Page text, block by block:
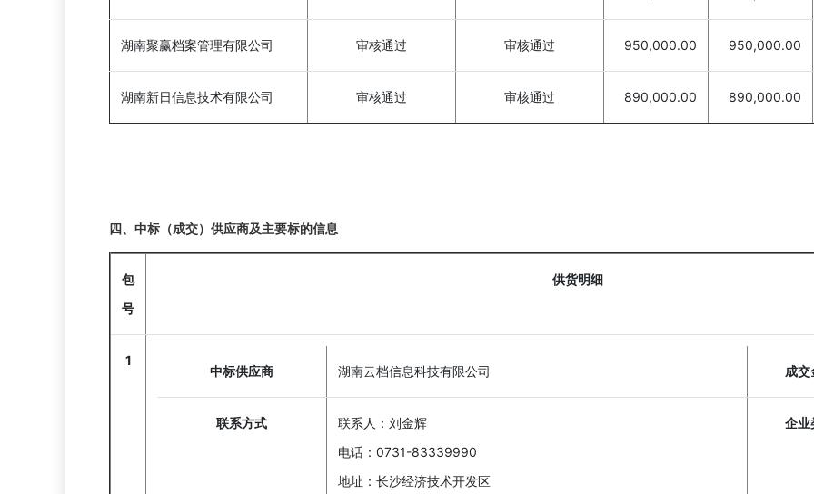
湖南聚赢档案管理有限公司 审核通过 审核通过 950,000.00 950,000.00
湖南新日信息技术有限公司 审核通过 审核通过 890,000.00 890,000.00
四、中标（成交）供应商及主要标的信息
包
号
供货明细
1
中标供应商 湖南云档信息科技有限公司 成交
联系方式
联系人：刘金辉
电话：0731-83339990
地址：长沙经济技术开发区
企业